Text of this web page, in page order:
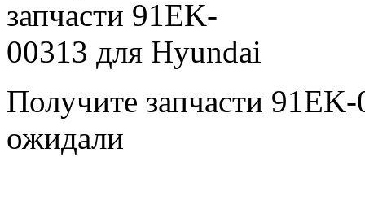
Получите запчасти
ожидали